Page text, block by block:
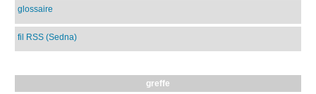
glossaire
fil RSS (Sedna)
greffe